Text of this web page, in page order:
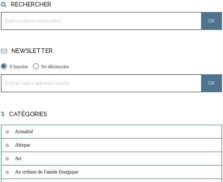
RECHERCHER
NEWSLETTER
S'inscrire Se désinscrire
CATÉGORIES
Actualité
Afrique
Art
Au rythme de l'année liturgique